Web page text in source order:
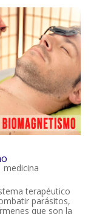
medicina
terapéutico
parásitos,
que son la